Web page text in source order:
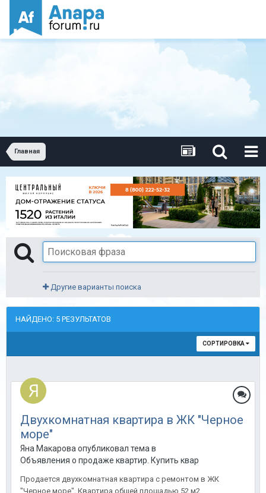
Главная
Другие варианты поиска
НАЙДЕНО: 5 РЕЗУЛЬТАТОВ
СОРТИРОВКА
Двухкомнатная квартира в ЖК "Черное
море"
Яна Макарова опубликовал тема в
Объявления о продаже квартир. Купить квартиру в Анапе.
Продается двухкомнатная квартира с ремонтом в ЖК
"Черное море". Квартира общей площадью 52 м2